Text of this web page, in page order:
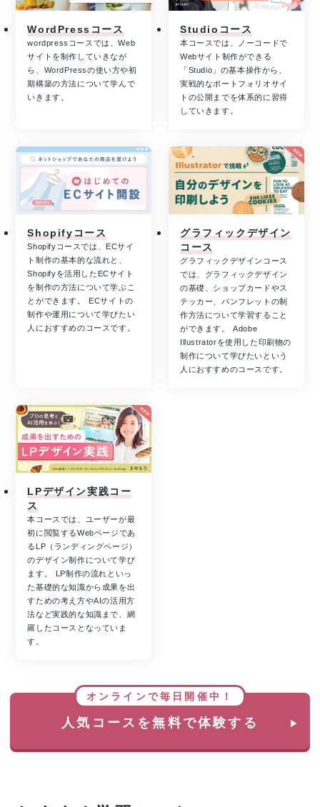
WordPressコース
wordpressコースでは、Web
サイトを制作していきなが
ら、WordPressの使い方や初
期構築の方法について学んで
いきます。
Studioコース
本コースでは、ノーコードで
Webサイト制作ができる
「Studio」の基本操作から、
実戦的なポートフォリオサイ
トの公開までを体系的に習得
していきます。
Shopifyコース
Shopifyコースでは、ECサイ
ト制作の基本的な流れと、
Shopifyを活用したECサイト
を制作の方法について学ぶこ
とができます。 ECサイトの
制作や運用について学びたい
人におすすめのコースです。
グラフィックデザイン
コース
グラフィックデザインコース
では、グラフィックデザイン
の基礎、ショップカードやス
テッカー、パンフレットの制
作方法について学習すること
ができます。 Adobe
Illustratorを使用した印刷物の
制作について学びたいという
人におすすめのコースです。
LPデザイン実践コー
ス
本コースでは、ユーザーが最
初に閲覧するWebページであ
るLP（ランディングページ）
のデザイン制作について学び
ます。 LP制作の流れといっ
た基礎的な知識から成果を出
すための考え方やAIの活用方
法など実践的な知識まで、網
羅したコースとなっていま
す。
オンラインで毎日開催中！
人気コースを無料で体験する